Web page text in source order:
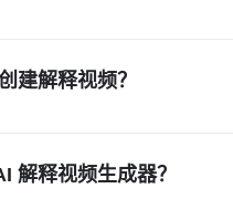
生成匹配的视觉场景，添加过
美的视频——无需任何编辑技
建解释视频？
渡效果，并在几分钟内生成可
解释视频生成器？